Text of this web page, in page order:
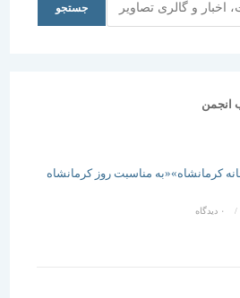
جستجو
مناسبت روز کرمانشاه